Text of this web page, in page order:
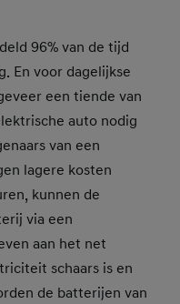
96% van de tijd
En voor dagelijkse
een tiende van
auto nodig
van een
lagere kosten
kunnen de
via een
aan het net
schaars is en
de batterijen van